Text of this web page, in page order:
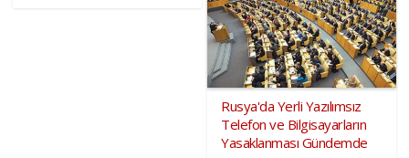
Rusya'da Yerli Yazılımsız
Telefon ve Bilgisayarların
Yasaklanması Gündemde